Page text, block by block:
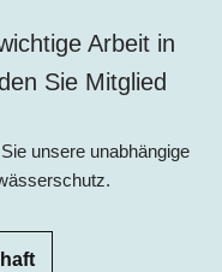
Arbeit in
Sie Mitglied
unsere unabhängige